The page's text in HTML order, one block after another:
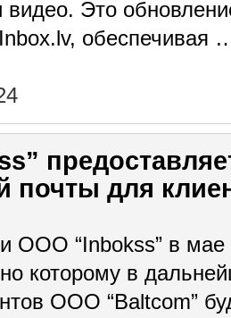
Это
обеспечивая
почты для
ООО “Inbokss” в мае
которому в
ООО “Baltcom”